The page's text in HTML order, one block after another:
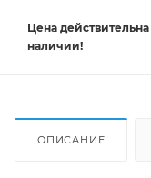
Цена действительна
наличии!
ОПИСАНИЕ